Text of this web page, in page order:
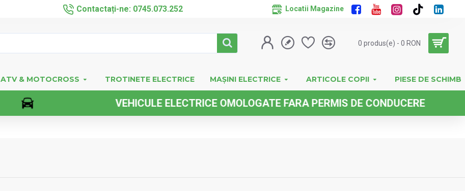
Contactați-ne: 0745.073.252 Locatii Magazine
0 produs(e) - 0 RON
ATV & MOTOCROSS TROTINETE ELECTRICE MAȘINI ELECTRICE ARTICOLE COPII PIESE DE SCHIMB
VEHICULE ELECTRICE OMOLOGATE FARA PERMIS DE CONDUCERE